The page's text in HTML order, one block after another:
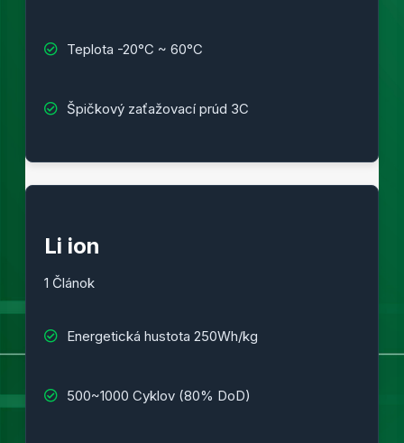
Teplota -20°C ~ 60°C
Špičkový zaťažovací prúd 3C
Li ion
1 Článok
Energetická hustota 250Wh/kg
500~1000 Cyklov (80% DoD)